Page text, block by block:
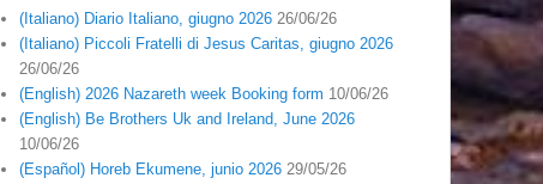
(Italiano) Diario Italiano, giugno 2026 26/06/26
(Italiano) Piccoli Fratelli di Jesus Caritas, giugno 2026
26/06/26
(English) 2026 Nazareth week Booking form 10/06/26
(English) Be Brothers Uk and Ireland, June 2026
10/06/26
(Español) Horeb Ekumene, junio 2026 29/05/26